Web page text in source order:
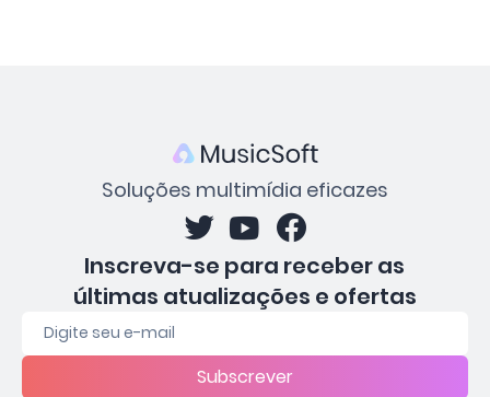
Soluções multimídia eficazes
Inscreva-se para receber as
últimas atualizações e ofertas
Subscrever